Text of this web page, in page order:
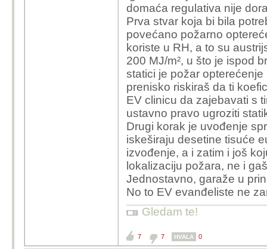
domaća regulativa nije
Prva stvar koja bi bila
povećano požarno
koriste u RH, a to su
200 MJ/m², u što je ispod
statici je požar
prenisko riskiraš da ti
EV clinicu da zajebavati s
ustavno pravo ugroziti
Drugi korak je uvođenje
iskeširaju desetine tisuće
izvođenje, a i zatim i još
lokalizaciju požara, ne i
Jednostavno, garaže u
No to EV evanđeliste ne
Gledam te!
7 7 HVALA 0